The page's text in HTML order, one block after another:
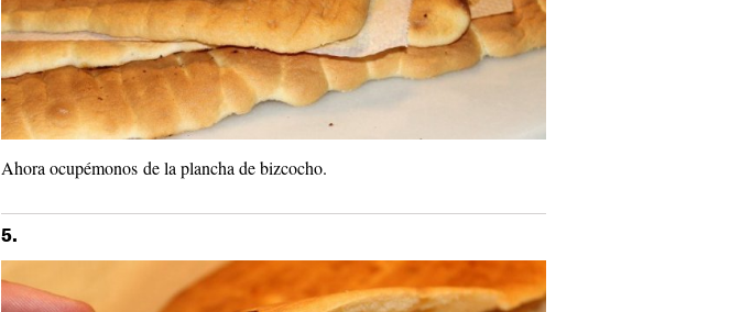
Ahora ocupémonos de la plancha de bizcocho.
5.